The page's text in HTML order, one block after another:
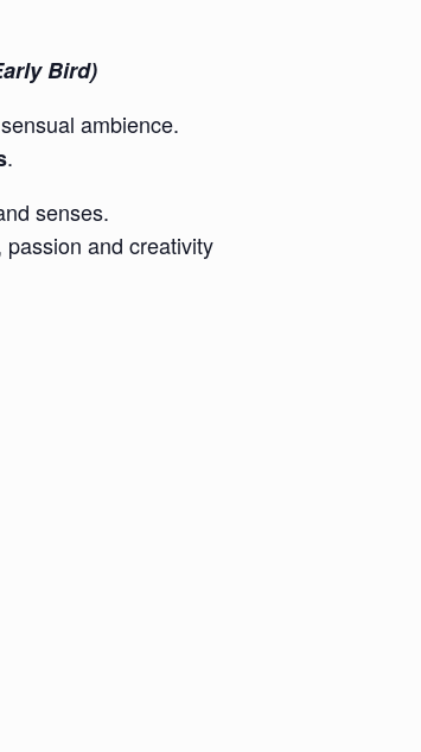
Bird)
ambience.
.
senses.
and creativity